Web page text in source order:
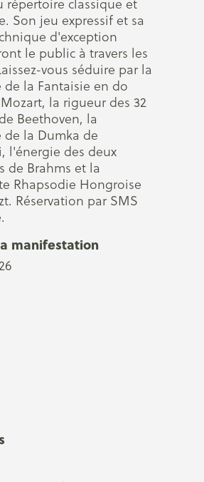
classique et
Son jeu expressif et sa
d'exception
le public à travers les
vous séduire par la
de la Fantaisie en do
la rigueur des 32
Beethoven, la
la Dumka de
l'énergie des deux
de Brahms et la
Rhapsodie Hongroise
Réservation par SMS
manifestation